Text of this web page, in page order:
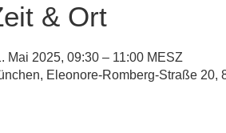
& Ort
Mai 2025, 09:30 – 11:00 MESZ
Eleonore-Romberg-Straße 20,